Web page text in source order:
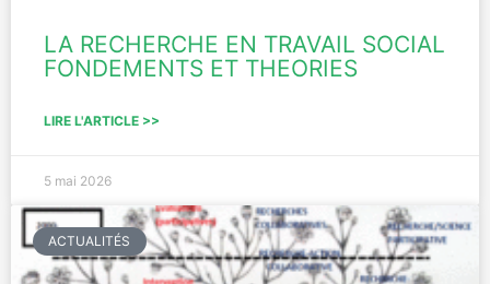
LA RECHERCHE EN TRAVAIL SOCIAL
FONDEMENTS ET THEORIES
LIRE L'ARTICLE >>
5 mai 2026
ACTUALITÉS